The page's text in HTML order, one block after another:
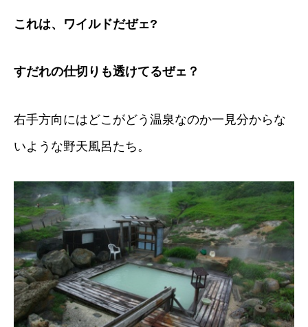
これは、ワイルドだぜェ?
すだれの仕切りも透けてるぜェ？
右手方向にはどこがどう温泉なのか一見分からな
いような野天風呂たち。